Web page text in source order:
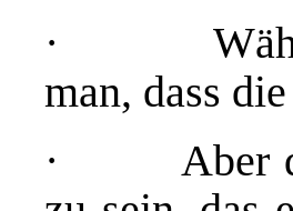
·
man, dass
· Aber die